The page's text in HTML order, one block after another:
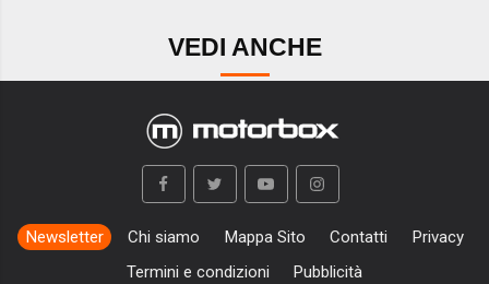
VEDI ANCHE
Newsletter Chi siamo Mappa Sito Contatti
Privacy
Termini e condizioni
Pubblicità